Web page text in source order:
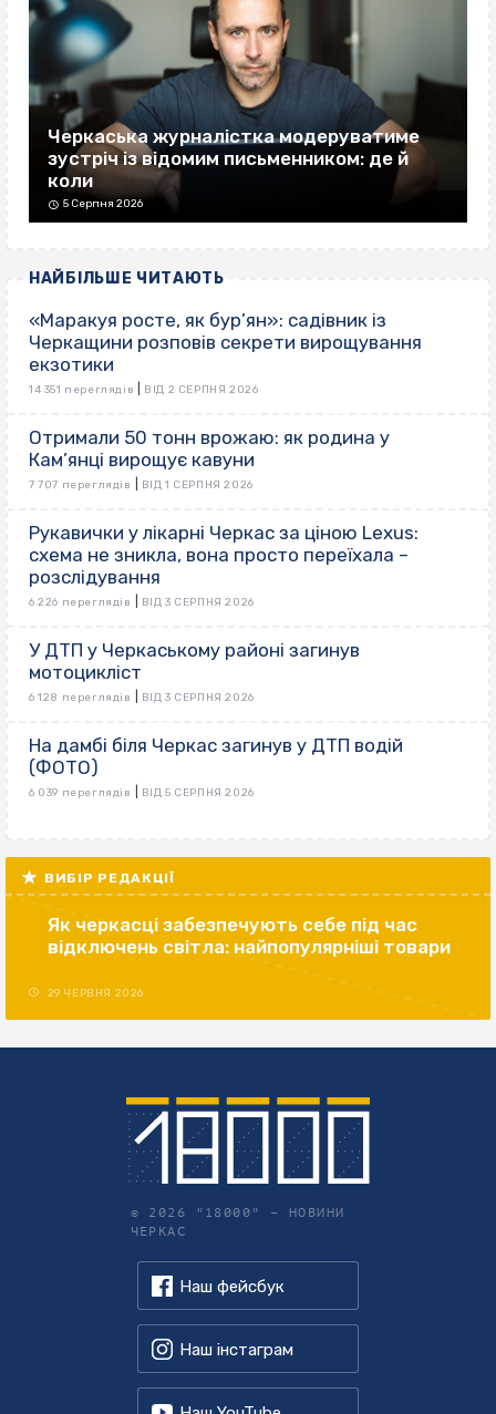
Черкаська журналістка модеруватиме
зустріч із відомим письменником: де й
коли
5 Серпня 2026
НАЙБІЛЬШЕ ЧИТАЮТЬ
«Маракуя росте, як бур’ян»: садівник із
Черкащини розповів секрети вирощування
екзотики
14 351 переглядів ВІД 2 СЕРПНЯ 2026
Отримали 50 тонн врожаю: як родина у
Кам’янці вирощує кавуни
7 707 переглядів ВІД 1 СЕРПНЯ 2026
Рукавички у лікарні Черкас за ціною Lexus:
схема не зникла, вона просто переїхала –
розслідування
6 226 переглядів ВІД 3 СЕРПНЯ 2026
У ДТП у Черкаському районі загинув
мотоцикліст
6 128 переглядів ВІД 3 СЕРПНЯ 2026
На дамбі біля Черкас загинув у ДТП водій
(ФОТО)
6 039 переглядів ВІД 5 СЕРПНЯ 2026
ВИБІР РЕДАКЦІЇ
Як черкасці забезпечують себе під час
відключень світла: найпопулярніші товари
29 ЧЕРВНЯ 2026
© 2026 "18000" – НОВИНИ
ЧЕРКАС
Наш фейсбук
Наш інстаграм